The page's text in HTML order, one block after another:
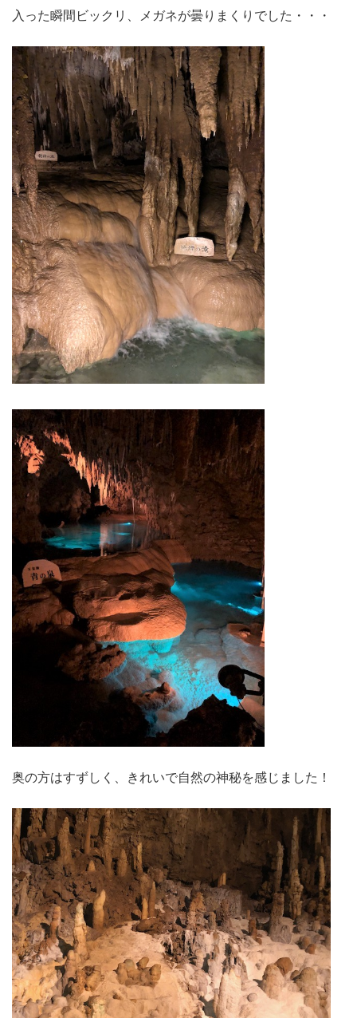
入った瞬間ビックリ、メガネが曇りまくりでした・・・
奥の方はすずしく、きれいで自然の神秘を感じました！